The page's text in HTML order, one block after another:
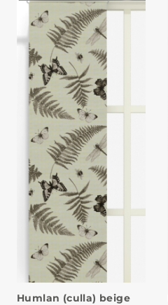
Humlan (culla) beige